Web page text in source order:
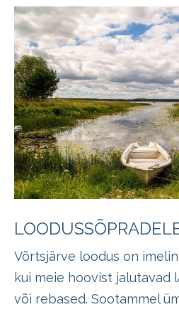
Võrtsjärve loodus on
kui meie hoovist jalutavad
või rebased. Sootammel